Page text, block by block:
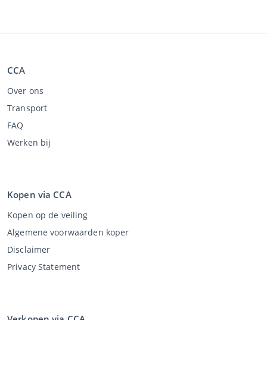
CCA
Over ons
Transport
FAQ
Werken bij
Kopen via CCA
Kopen op de veiling
Algemene voorwaarden koper
Disclaimer
Privacy Statement
Verkopen via CCA